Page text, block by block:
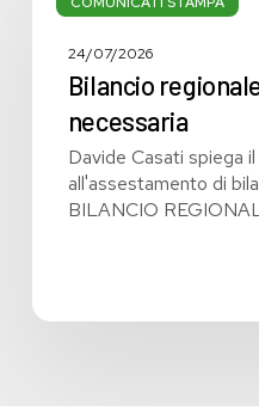
svolta
24/07/2026
Bilancio
necessaria
Davide Casati spiega
all'assestamento di
BILANCIO